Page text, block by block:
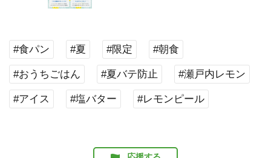
#食パン #夏 #限定 #朝食
#おうちごはん #夏バテ防止 #瀬戸内レモン
#アイス #塩バター #レモンピール